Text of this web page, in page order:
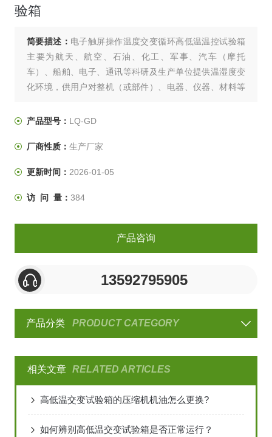
验箱
简要描述： 电子触屏操作温度交变循环高低温温控试验箱
主要为航天、航空、石油、化工、军事、汽车（摩托
车）、船舶、电子、通讯等科研及生产单位提供温湿度变
化环境，供用户对整机（或部件）、电器、仪器、材料等
出评价。是新产品研制、样机试验、产品合格鉴定试验全
产品型号： LQ-GD
厂商性质： 生产厂家
更新时间： 2026-01-05
访 问 量： 384
产品咨询
13592795905
产品分类 PRODUCT CATEGORY
相关文章 RELATED ARTICLES
高低温交变试验箱的压缩机机油怎么更换?
如何辨别高低温交变试验箱是否正常运行？